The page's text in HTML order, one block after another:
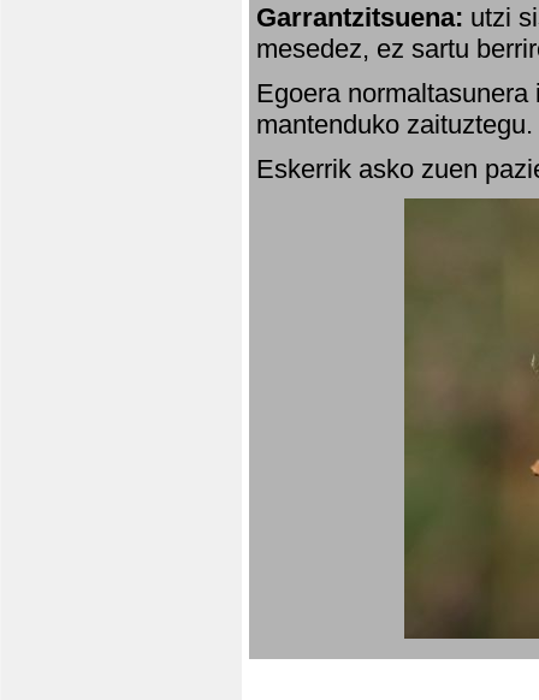
Garrantzitsuena: utzi
mesedez, ez sartu
Egoera
mantenduko
Eskerrik asko zuen